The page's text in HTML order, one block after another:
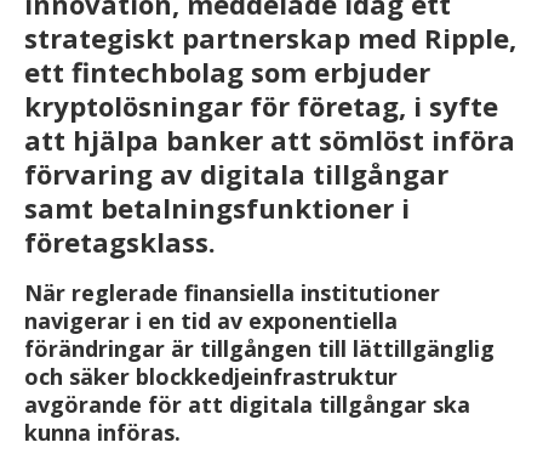
strategiskt partnerskap med Ripple,
ett fintechbolag som erbjuder
kryptolösningar för företag, i syfte
att hjälpa banker att sömlöst införa
förvaring av digitala tillgångar
samt betalningsfunktioner i
företagsklass.
När reglerade finansiella institutioner
navigerar i en tid av exponentiella
förändringar är tillgången till lättillgänglig
och säker blockkedjeinfrastruktur
avgörande för att digitala tillgångar ska
kunna införas.